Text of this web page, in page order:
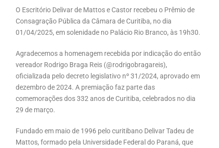
O Escritório Delivar de Mattos e Castor recebeu o Prêmio de
Consagração Pública da Câmara de Curitiba, no dia
01/04/2025, em solenidade no Palácio Rio Branco, às 19h30.
Agradecemos a homenagem recebida por indicação do então
vereador Rodrigo Braga Reis (@rodrigobragareis),
oficializada pelo decreto legislativo nº 31/2024, aprovado em
dezembro de 2024. A premiação faz parte das
comemorações dos 332 anos de Curitiba, celebrados no dia
29 de março.
Fundado em maio de 1996 pelo curitibano Delivar Tadeu de
Mattos, formado pela Universidade Federal do Paraná, que